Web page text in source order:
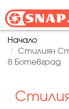
Начало
Стилиян
в Ботевград